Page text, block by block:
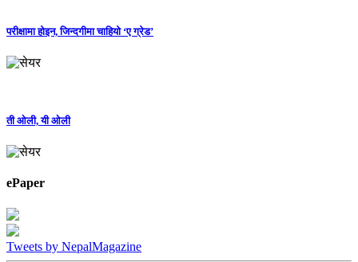
परीक्षामा होइन, जिन्दगीमा चाहियो ‘ए ग्रेड’
ती ओली, यी ओली
ePaper
Tweets by NepalMagazine